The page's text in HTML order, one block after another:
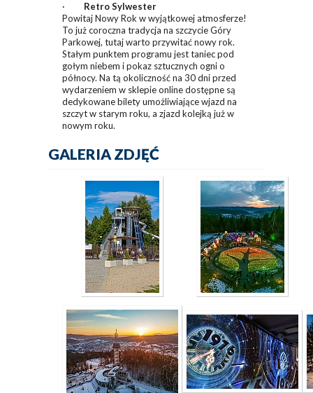
· Retro Sylwester
Powitaj Nowy Rok w wyjątkowej atmosferze!
To już coroczna tradycja na szczycie Góry
Parkowej, tutaj warto przywitać nowy rok.
Stałym punktem programu jest taniec pod
gołym niebem i pokaz sztucznych ogni o
północy. Na tą okoliczność na 30 dni przed
wydarzeniem w sklepie online dostępne są
dedykowane bilety umożliwiające wjazd na
szczyt w starym roku, a zjazd kolejką już w
nowym roku.
GALERIA ZDJĘĆ